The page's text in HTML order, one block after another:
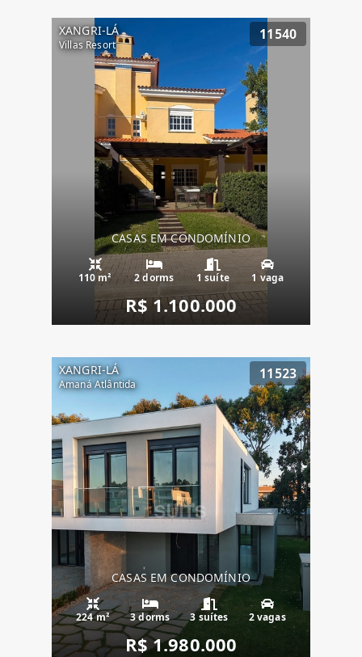
XANGRI-LÁ
Villas Resort
11540
CASAS EM CONDOMÍNIO
110 m² 2 dorms 1 suíte 1 vaga
R$ 1.100.000
XANGRI-LÁ
Amaná Atlântida
11523
CASAS EM CONDOMÍNIO
224 m² 3 dorms 3 suítes 2 vagas
R$ 1.980.000